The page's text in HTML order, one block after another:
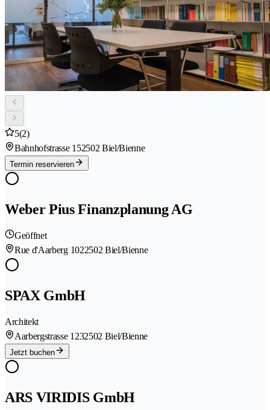
5(2)
Bahnhofstrasse 152502 Biel/Bienne
Termin reservieren
Weber Pius Finanzplanung AG
Geöffnet
Rue d'Aarberg 1022502 Biel/Bienne
SPAX GmbH
Architekt
Aarbergstrasse 1232502 Biel/Bienne
Jetzt buchen
ARS VIRIDIS GmbH